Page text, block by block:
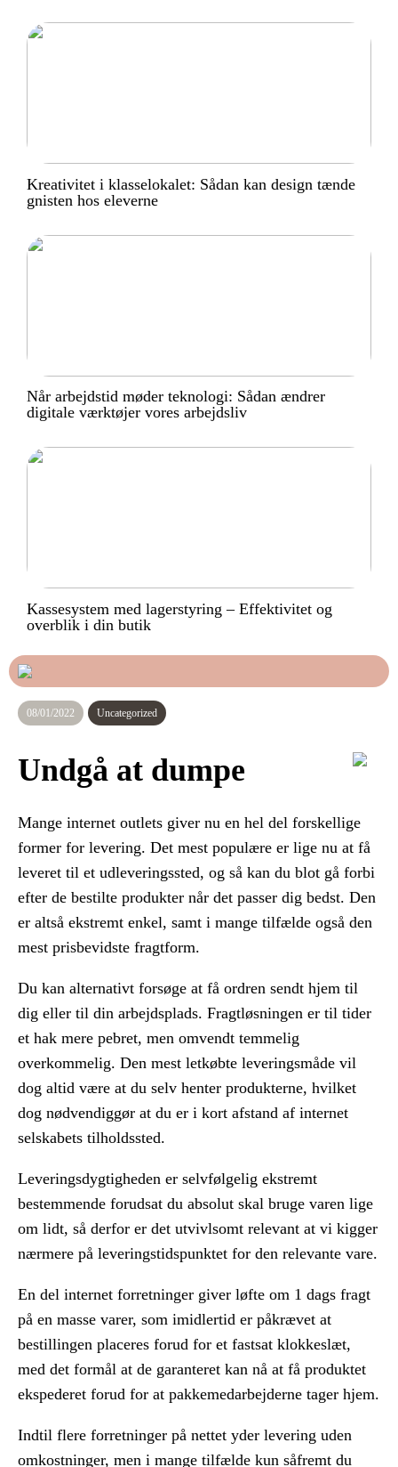
Kreativitet i klasselokalet: Sådan kan design tænde
gnisten hos eleverne
Når arbejdstid møder teknologi: Sådan ændrer
digitale værktøjer vores arbejdsliv
Kassesystem med lagerstyring – Effektivitet og
overblik i din butik
08/01/2022 Uncategorized
Undgå at dumpe
Mange internet outlets giver nu en hel del forskellige
former for levering. Det mest populære er lige nu at få
leveret til et udleveringssted, og så kan du blot gå forbi
efter de bestilte produkter når det passer dig bedst. Den
er altså ekstremt enkel, samt i mange tilfælde også den
mest prisbevidste fragtform.
Du kan alternativt forsøge at få ordren sendt hjem til
dig eller til din arbejdsplads. Fragtløsningen er til tider
et hak mere pebret, men omvendt temmelig
overkommelig. Den mest letkøbte leveringsmåde vil
dog altid være at du selv henter produkterne, hvilket
dog nødvendiggør at du er i kort afstand af internet
selskabets tilholdssted.
Leveringsdygtigheden er selvfølgelig ekstremt
bestemmende forudsat du absolut skal bruge varen lige
om lidt, så derfor er det utvivlsomt relevant at vi kigger
nærmere på leveringstidspunktet for den relevante vare.
En del internet forretninger giver løfte om 1 dags fragt
på en masse varer, som imidlertid er påkrævet at
bestillingen placeres forud for et fastsat klokkeslæt,
med det formål at de garanteret kan nå at få produktet
ekspederet forud for at pakkemedarbejderne tager hjem.
Indtil flere forretninger på nettet yder levering uden
omkostninger, men i mange tilfælde kun såfremt du